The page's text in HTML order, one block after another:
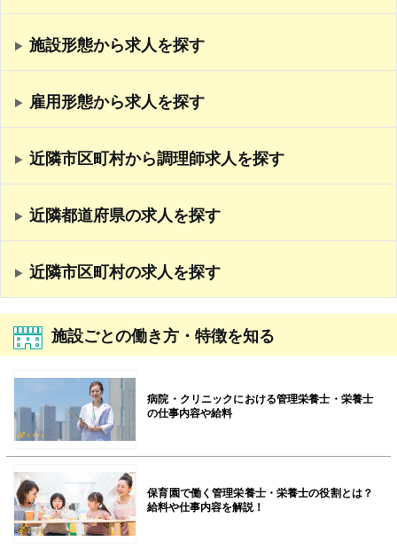
施設形態から求人を探す
雇用形態から求人を探す
近隣市区町村から調理師求人を探す
近隣都道府県の求人を探す
近隣市区町村の求人を探す
施設ごとの働き方・特徴を知る
病院・クリニックにおける管理栄養士・栄養士
の仕事内容や給料
保育園で働く管理栄養士・栄養士の役割とは？
給料や仕事内容を解説！